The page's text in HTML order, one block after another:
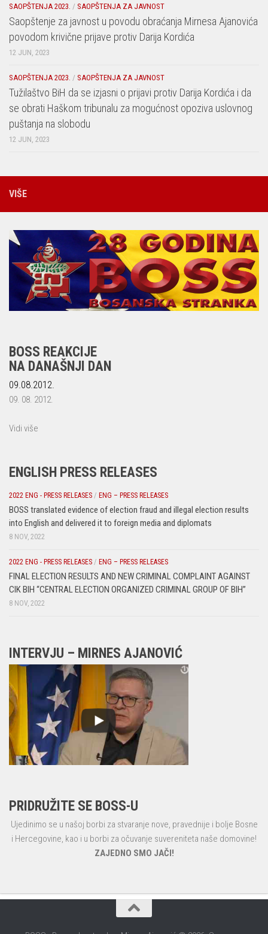
SAOPŠTENJA 2023. / SAOPŠTENJA ZA JAVNOST
Saopštenje za javnost u povodu obraćanja Mirnesa Ajanovića
povodom krivične prijave protiv Darija Kordića
12 JUN, 2023
SAOPŠTENJA 2023. / SAOPŠTENJA ZA JAVNOST
Tužilaštvo BiH da se izjasni o prijavi protiv Darija Kordića i da
se obrati Haškom tribunalu za mogućnost opoziva uslovnog
puštanja na slobodu
12 JUN, 2023
VIŠE
BOSS REAKCIJE
NA DANAŠNJI DAN
09.08.2012.
09. 08. 2012.
Vidi više
ENGLISH PRESS RELEASES
2022 ENG - PRESS RELEASES / ENG – PRESS RELEASES
BOSS translated evidence of election fraud and illegal election results
into English and delivered it to foreign media and diplomats
8 NOV, 2022
2022 ENG - PRESS RELEASES / ENG – PRESS RELEASES
FINAL ELECTION RESULTS AND NEW CRIMINAL COMPLAINT AGAINST
CIK BIH “CENTRAL ELECTION ORGANIZED CRIMINAL GROUP OF BIH”
8 NOV, 2022
INTERVJU – MIRNES AJANOVIĆ
PRIDRUŽITE SE BOSS-U
Ujedinimo se u našoj borbi za stvaranje nove, pravednije i bolje Bosne
i Hercegovine, kao i u borbi za očuvanje suvereniteta naše domovine!
ZAJEDNO SMO JAČI!